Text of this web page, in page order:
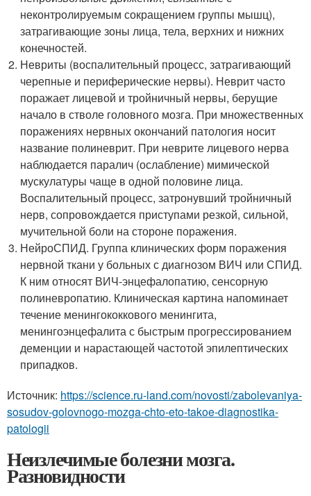
неконтролируемым сокращением группы мышц),
затрагивающие зоны лица, тела, верхних и нижних
конечностей.
Невриты (воспалительный процесс, затрагивающий
черепные и периферические нервы). Неврит часто
поражает лицевой и тройничный нервы, берущие
начало в стволе головного мозга. При множественных
поражениях нервных окончаний патология носит
название полиневрит. При неврите лицевого нерва
наблюдается паралич (ослабление) мимической
мускулатуры чаще в одной половине лица.
Воспалительный процесс, затронувший тройничный
нерв, сопровождается приступами резкой, сильной,
мучительной боли на стороне поражения.
НейроСПИД. Группа клинических форм поражения
нервной ткани у больных с диагнозом ВИЧ или СПИД.
К ним относят ВИЧ-энцефалопатию, сенсорную
полиневропатию. Клиническая картина напоминает
течение менингококкового менингита,
менингоэнцефалита с быстрым прогрессированием
деменции и нарастающей частотой эпилептических
припадков.
Источник: https://science.ru-land.com/novosti/zabolevaniya-
sosudov-golovnogo-mozga-chto-eto-takoe-diagnostika-
patologii
Неизлечимые болезни мозга.
Разновидности